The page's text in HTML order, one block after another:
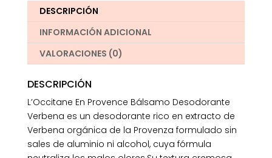
DESCRIPCIÓN
INFORMACIÓN ADICIONAL
VALORACIONES (0)
DESCRIPCIÓN
L’Occitane En Provence Bálsamo Desodorante
Verbena es un desodorante rico en extracto de
Verbena orgánica de la Provenza formulado sin
sales de aluminio ni alcohol, cuya fórmula